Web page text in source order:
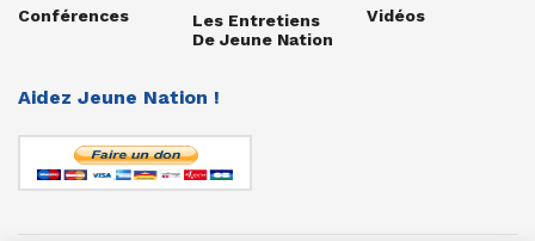
Conférences
Les Entretiens
De Jeune Nation
Vidéos
Aidez Jeune Nation !